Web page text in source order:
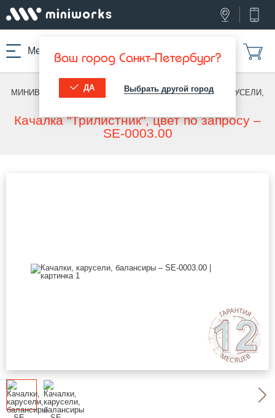
Меню Ваш город Санкт-Петербург?
ДА Выбрать другой город
МИНИВОРКС ПРО /КОНСТРУКЦИИ МАФ /КАЧАЛКИ, КАРУСЕЛИ,
Качалка "Трилистник", цвет по запросу –
SE-0003.00